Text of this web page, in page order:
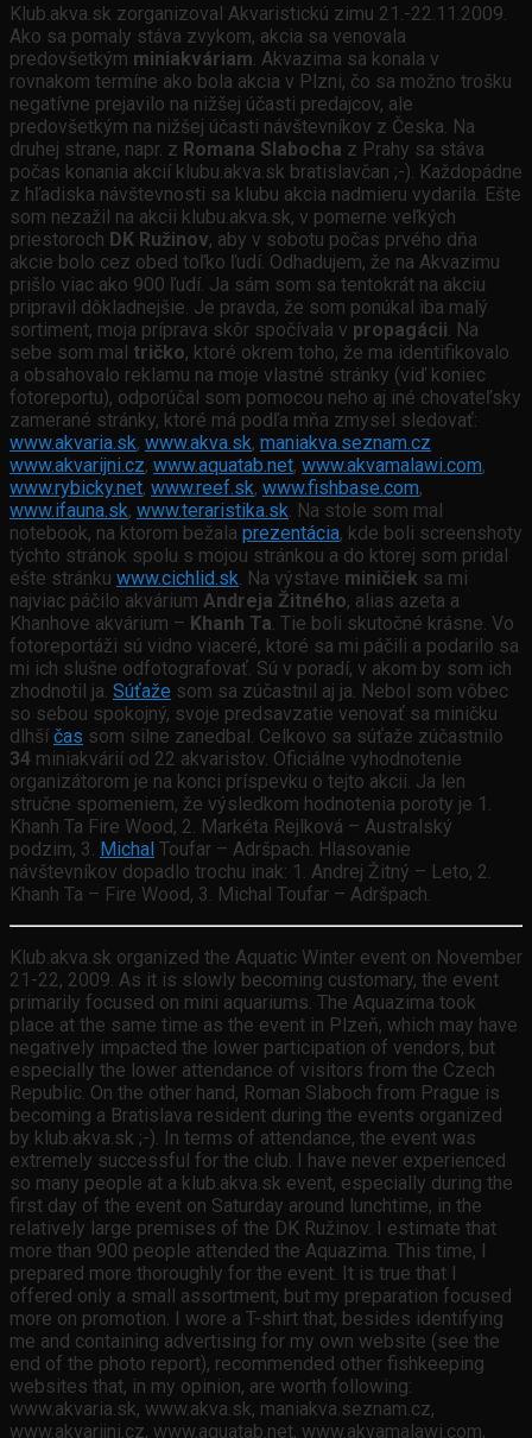
Klub.akva.sk zorganizoval Akvaristickú zimu 21.-22.11.2009.
Ako sa pomaly stáva zvykom, akcia sa venovala
predovšetkým miniakváriam. Akvazima sa konala v
rovnakom termíne ako bola akcia v Plzni, čo sa možno trošku
negatívne prejavilo na nižšej účasti predajcov, ale
predovšetkým na nižšej účasti návštevníkov z Česka. Na
druhej strane, napr. z Romana Slabocha z Prahy sa stáva
počas konania akcií klubu.akva.sk bratislavčan ;-). Každopádne
z hľadiska návštevnosti sa klubu akcia nadmieru vydarila. Ešte
som nezažil na akcii klubu.akva.sk, v pomerne veľkých
priestoroch DK Ružinov, aby v sobotu počas prvého dňa
akcie bolo cez obed toľko ľudí. Odhadujem, že na Akvazimu
prišlo viac ako 900 ľudí. Ja sám som sa tentokrát na akciu
pripravil dôkladnejšie. Je pravda, že som ponúkal iba malý
sortiment, moja príprava skôr spočívala v propagácii. Na
sebe som mal tričko, ktoré okrem toho, že ma identifikovalo
a obsahovalo reklamu na moje vlastné stránky (viď koniec
fotoreportu), odporúčal som pomocou neho aj iné chovateľsky
zamerané stránky, ktoré má podľa mňa zmysel sledovať:
www.akvaria.sk, www.akva.sk, maniakva.seznam.cz
www.akvarijni.cz, www.aquatab.net, www.akvamalawi.com,
www.rybicky.net, www.reef.sk, www.fishbase.com,
www.ifauna.sk, www.teraristika.sk. Na stole som mal
notebook, na ktorom bežala prezentácia, kde boli screenshoty
týchto stránok spolu s mojou stránkou a do ktorej som pridal
ešte stránku www.cichlid.sk. Na výstave miničiek sa mi
najviac páčilo akvárium Andreja Žitného, alias azeta a
Khanhove akvárium – Khanh Ta. Tie boli skutočné krásne. Vo
fotoreportáži sú vidno viaceré, ktoré sa mi páčili a podarilo sa
mi ich slušne odfotografovať. Sú v poradí, v akom by som ich
zhodnotil ja. Súťaže som sa zúčastnil aj ja. Nebol som vôbec
so sebou spokojný, svoje predsavzatie venovať sa miničku
dlhší čas som silne zanedbal. Celkovo sa súťaže zúčastnilo
34 miniakvárií od 22 akvaristov. Oficiálne vyhodnotenie
organizátorom je na konci príspevku o tejto akcii. Ja len
stručne spomeniem, že výsledkom hodnotenia poroty je 1.
Khanh Ta Fire Wood, 2. Markéta Rejlková – Australský
podzim, 3. Michal Toufar – Adršpach. Hlasovanie
návštevníkov dopadlo trochu inak: 1. Andrej Žitný – Leto, 2.
Khanh Ta – Fire Wood, 3. Michal Toufar – Adršpach.
Klub.akva.sk organized the Aquatic Winter event on November
21-22, 2009. As it is slowly becoming customary, the event
primarily focused on mini aquariums. The Aquazima took
place at the same time as the event in Plzeň, which may have
negatively impacted the lower participation of vendors, but
especially the lower attendance of visitors from the Czech
Republic. On the other hand, Roman Slaboch from Prague is
becoming a Bratislava resident during the events organized
by klub.akva.sk ;-). In terms of attendance, the event was
extremely successful for the club. I have never experienced
so many people at a klub.akva.sk event, especially during the
first day of the event on Saturday around lunchtime, in the
relatively large premises of the DK Ružinov. I estimate that
more than 900 people attended the Aquazima. This time, I
prepared more thoroughly for the event. It is true that I
offered only a small assortment, but my preparation focused
more on promotion. I wore a T-shirt that, besides identifying
me and containing advertising for my own website (see the
end of the photo report), recommended other fishkeeping
websites that, in my opinion, are worth following:
www.akvaria.sk, www.akva.sk, maniakva.seznam.cz,
www.akvarijni.cz, www.aquatab.net, www.akvamalawi.com,